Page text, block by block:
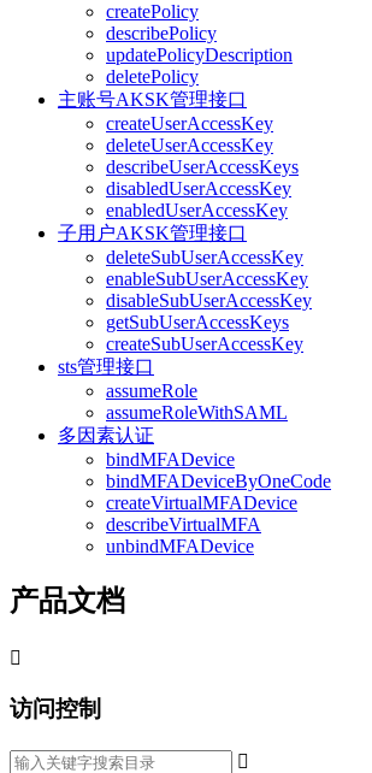
createPolicy
describePolicy
updatePolicyDescription
deletePolicy
主账号AKSK管理接口
createUserAccessKey
deleteUserAccessKey
describeUserAccessKeys
disabledUserAccessKey
enabledUserAccessKey
子用户AKSK管理接口
deleteSubUserAccessKey
enableSubUserAccessKey
disableSubUserAccessKey
getSubUserAccessKeys
createSubUserAccessKey
sts管理接口
assumeRole
assumeRoleWithSAML
多因素认证
bindMFADevice
bindMFADeviceByOneCode
createVirtualMFADevice
describeVirtualMFA
unbindMFADevice
产品文档

访问控制
